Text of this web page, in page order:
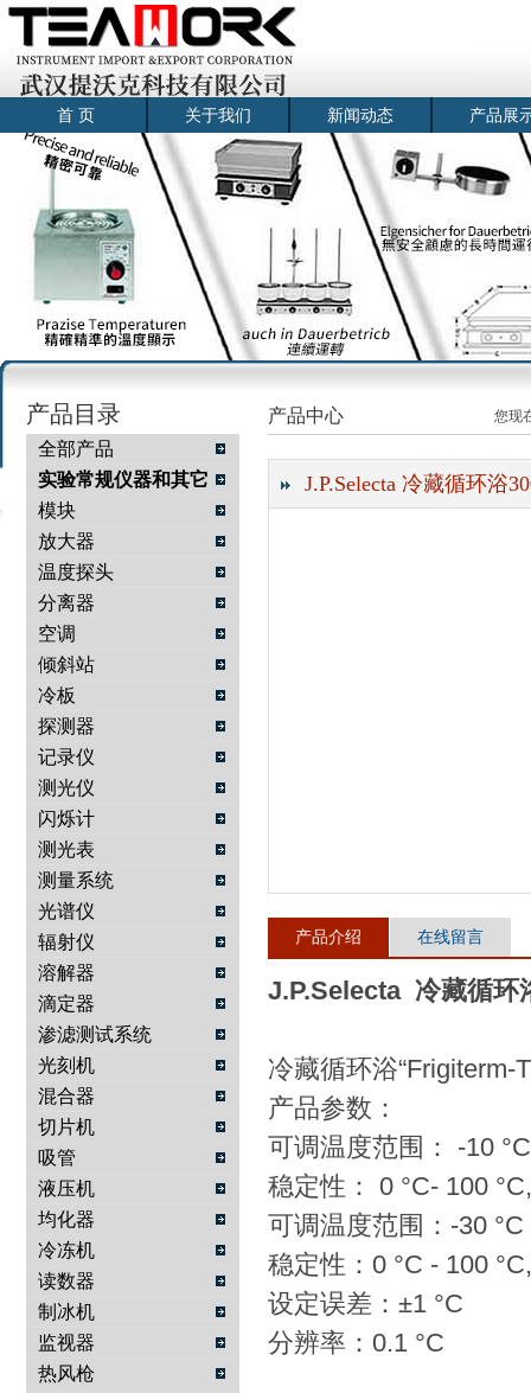
武汉提沃克科技有限公司
首 页 关于我们 新闻动态 产品展
产品目录
全部产品
实验常规仪器和其它
模块
放大器
温度探头
分离器
空调
倾斜站
冷板
探测器
记录仪
测光仪
闪烁计
测光表
测量系统
光谱仪
辐射仪
溶解器
滴定器
渗滤测试系统
光刻机
混合器
切片机
吸管
液压机
均化器
冷冻机
读数器
制冰机
监视器
热风枪
产品中心 您现
J.P.Selecta 冷藏循环浴
产品介绍 在线留言
J.P.Selecta 冷藏循环
冷藏循环浴“Frigiterm-
产品参数：
可调温度范围： -10
稳定性： 0 °C- 100
可调温度范围：-30 °C
稳定性：0 °C - 100
设定误差：±1 °C
分辨率：0.1 °C